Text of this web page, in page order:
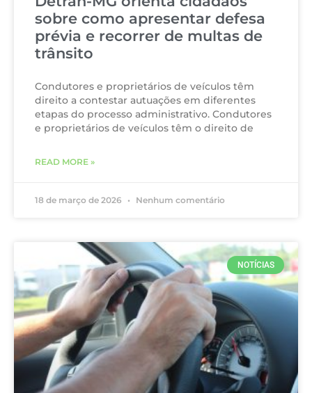
sobre como apresentar defesa
prévia e recorrer de multas de
trânsito
Condutores e proprietários de veículos têm
direito a contestar autuações em diferentes
etapas do processo administrativo. Condutores
e proprietários de veículos têm o direito de
READ MORE »
18 de março de 2026 Nenhum comentário
NOTÍCIAS